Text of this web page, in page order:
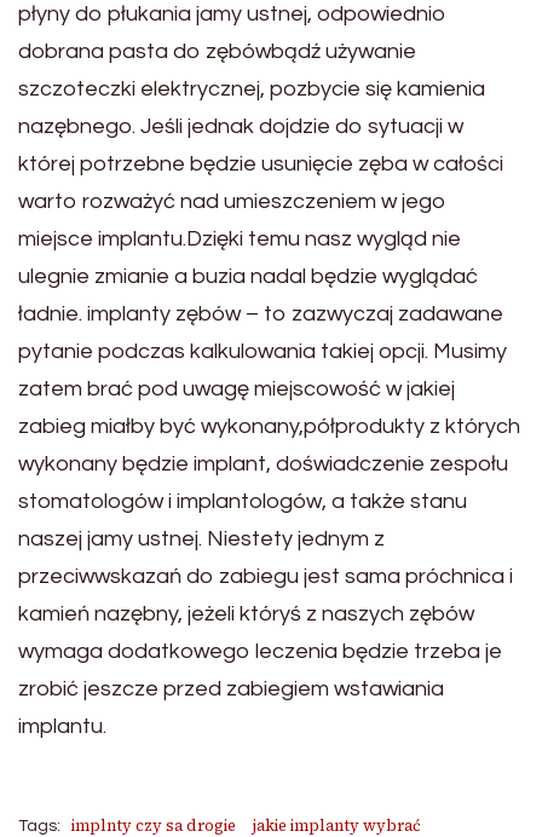
płyny do płukania jamy ustnej, odpowiednio
dobrana pasta do zębówbądź używanie
szczoteczki elektrycznej, pozbycie się kamienia
nazębnego. Jeśli jednak dojdzie do sytuacji w
której potrzebne będzie usunięcie zęba w całości
warto rozważyć nad umieszczeniem w jego
miejsce implantu.Dzięki temu nasz wygląd nie
ulegnie zmianie a buzia nadal będzie wyglądać
ładnie. implanty zębów – to zazwyczaj zadawane
pytanie podczas kalkulowania takiej opcji. Musimy
zatem brać pod uwagę miejscowość w jakiej
zabieg miałby być wykonany,półprodukty z których
wykonany będzie implant, doświadczenie zespołu
stomatologów i implantologów, a także stanu
naszej jamy ustnej. Niestety jednym z
przeciwwskazań do zabiegu jest sama próchnica i
kamień nazębny, jeżeli któryś z naszych zębów
wymaga dodatkowego leczenia będzie trzeba je
zrobić jeszcze przed zabiegiem wstawiania
implantu.
Tags: implnty czy sa drogie jakie implanty wybrać